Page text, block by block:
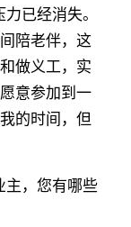
已经消失。
陪老伴，这
做义工，实
意参加到一
的时间，但
主，您有哪些